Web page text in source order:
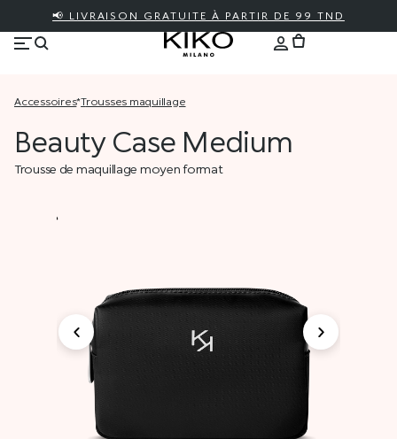
📢 LIVRAISON GRATUITE À PARTIR DE 99 TND
accessoires* trousses maquillage
Beauty Case Medium
Trousse de maquillage moyen format